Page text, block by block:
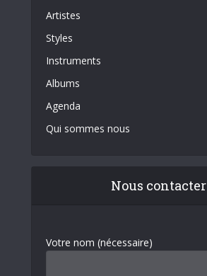
Artistes
Styles
Instruments
Albums
Agenda
Qui sommes nous
Nous contacter
Votre nom (nécessaire)